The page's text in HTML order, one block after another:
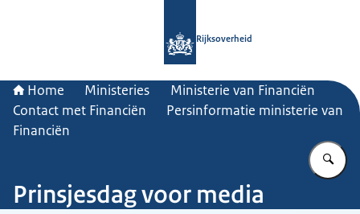
Rijksoverheid
Home Ministeries
Ministerie van Financiën
Contact met Financiën
Persinformatie ministerie van
Financiën
Prinsjesdag voor media